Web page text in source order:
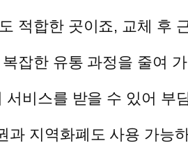
적합한 곳이죠, 교체 후
잡한 유통 과정을 줄여
서비스를 받을 수 있어 부
과 지역화폐도 사용 가능